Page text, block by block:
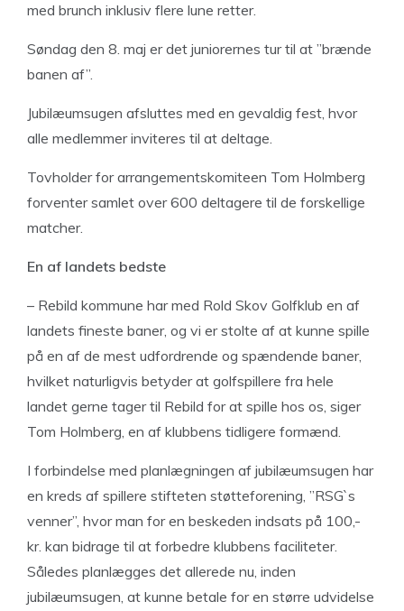
med brunch inklusiv flere lune retter.
Søndag den 8. maj er det juniorernes tur til at ”brænde
banen af”.
Jubilæumsugen afsluttes med en gevaldig fest, hvor
alle medlemmer inviteres til at deltage.
Tovholder for arrangementskomiteen Tom Holmberg
forventer samlet over 600 deltagere til de forskellige
matcher.
En af landets bedste
– Rebild kommune har med Rold Skov Golfklub en af
landets fineste baner, og vi er stolte af at kunne spille
på en af de mest udfordrende og spændende baner,
hvilket naturligvis betyder at golfspillere fra hele
landet gerne tager til Rebild for at spille hos os, siger
Tom Holmberg, en af klubbens tidligere formænd.
I forbindelse med planlægningen af jubilæumsugen har
en kreds af spillere stifteten støtteforening, ”RSG`s
venner”, hvor man for en beskeden indsats på 100,-
kr. kan bidrage til at forbedre klubbens faciliteter.
Således planlægges det allerede nu, inden
jubilæumsugen, at kunne betale for en større udvidelse